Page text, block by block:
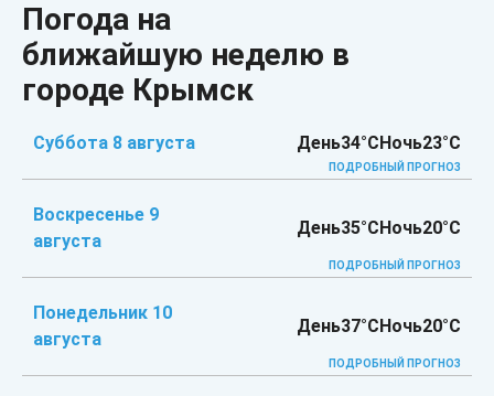
Погода на
ближайшую неделю в
городе Крымск
Суббота 8 августа День34°C Ночь23°C
ПОДРОБНЫЙ ПРОГНОЗ
Воскресенье 9
августа
День35°C Ночь20°C
ПОДРОБНЫЙ ПРОГНОЗ
Понедельник 10
августа
День37°C Ночь20°C
ПОДРОБНЫЙ ПРОГНОЗ